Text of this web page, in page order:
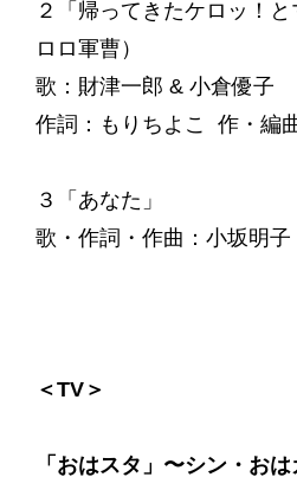
２「帰ってきたケロッ！
ロロ軍曹）
歌：財津一郎 & 小倉優子
作詞：もりちよこ 作・編
３「あなた」
歌・作詞・作曲：小坂明子
＜TV＞
「おはスタ」〜シン・お